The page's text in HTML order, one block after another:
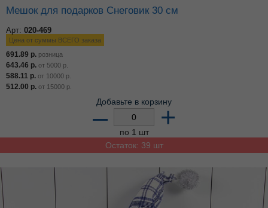
Мешок для подарков Снеговик 30 см
Арт: 020-469
Цена от суммы ВСЕГО заказа
691.89 р. розница
643.46 р. от 5000 р.
588.11 р. от 10000 р.
512.00 р. от 15000 р.
Добавьте в корзину
– +
по 1 шт
Остаток: 39 шт